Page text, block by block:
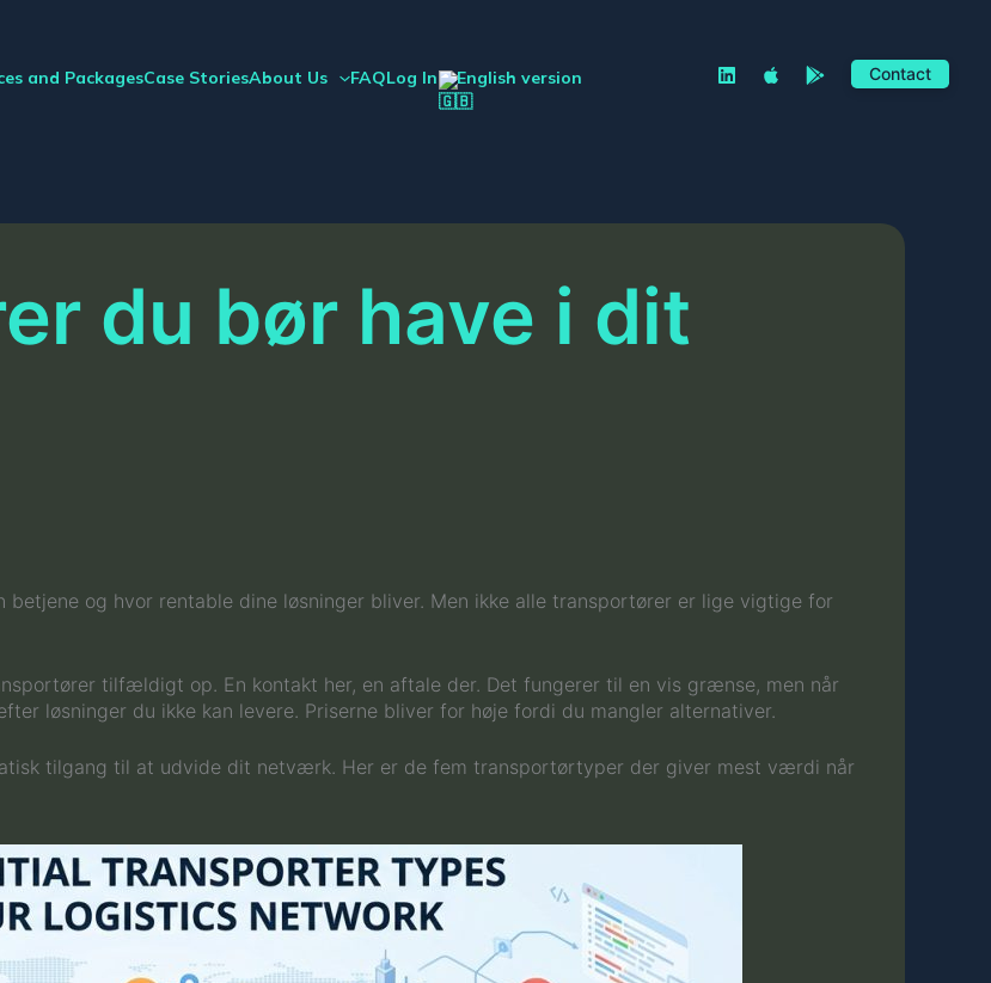
and PackagesCase StoriesAbout Us FAQLog In English version Contact
du bør have i dit
og hvor rentable dine løsninger bliver. Men ikke alle transportører er lige vigtige for
tilfældigt op. En kontakt her, en aftale der. Det fungerer til en vis grænse, men når
løsninger du ikke kan levere. Priserne bliver for høje fordi du mangler alternativer.
tilgang til at udvide dit netværk. Her er de fem transportørtyper der giver mest værdi når